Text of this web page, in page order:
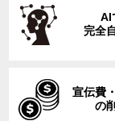
AI
完全
宣伝費
の